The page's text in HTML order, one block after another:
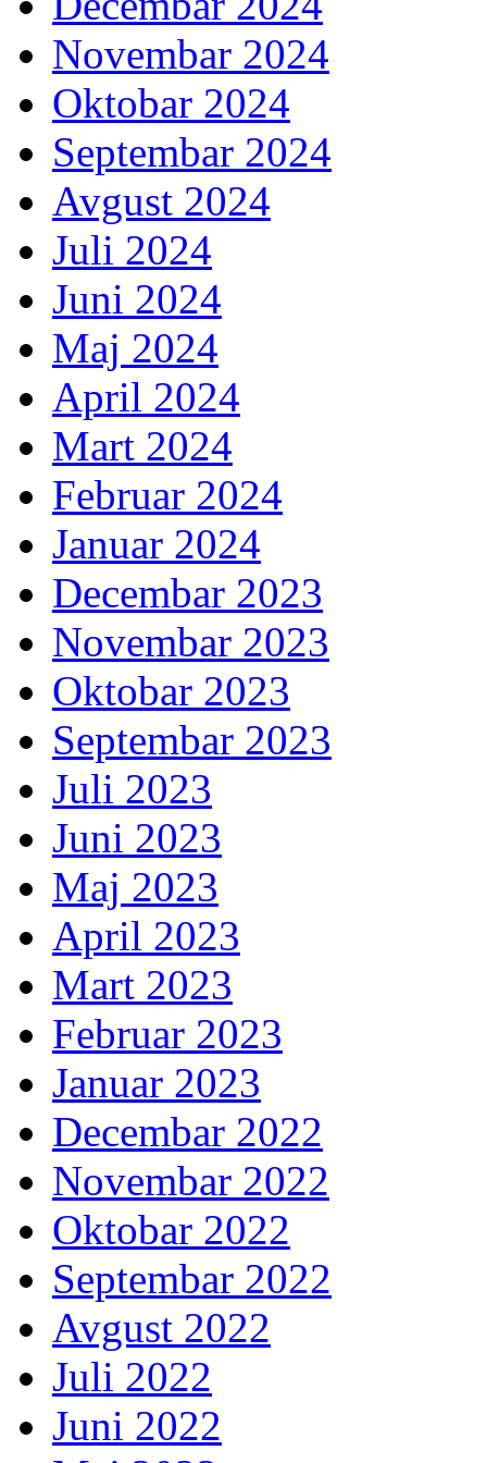
Novembar 2024
Oktobar 2024
Septembar 2024
Avgust 2024
Juli 2024
Juni 2024
Maj 2024
April 2024
Mart 2024
Februar 2024
Januar 2024
Decembar 2023
Novembar 2023
Oktobar 2023
Septembar 2023
Juli 2023
Juni 2023
Maj 2023
April 2023
Mart 2023
Februar 2023
Januar 2023
Decembar 2022
Novembar 2022
Oktobar 2022
Septembar 2022
Avgust 2022
Juli 2022
Juni 2022